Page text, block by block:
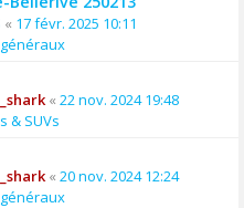
« 17 févr. 2025 10:11
« 22 nov. 2024 19:48
& SUVs
« 20 nov. 2024 12:24